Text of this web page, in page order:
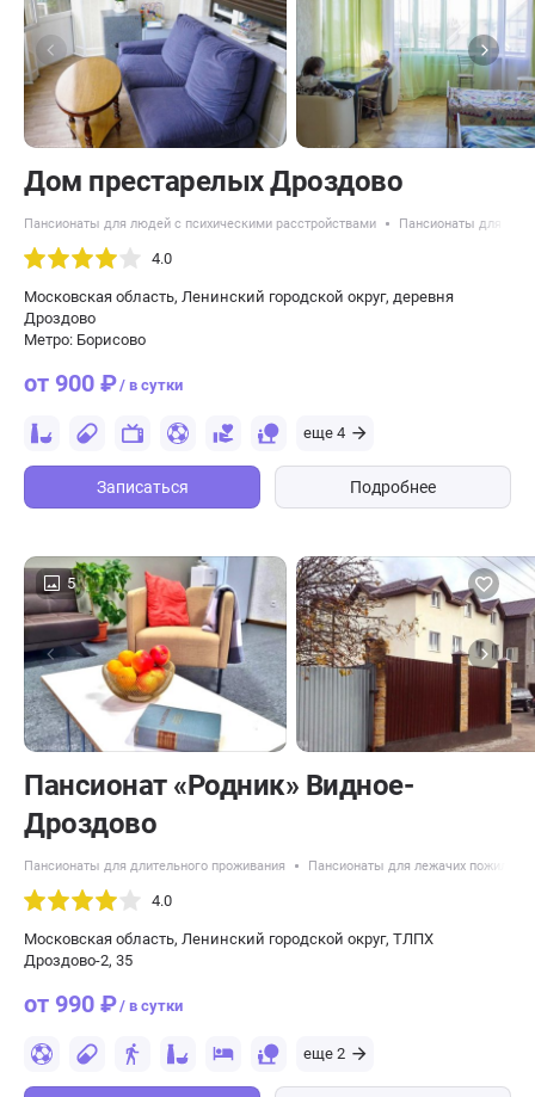
Дом престарелых Дроздово
Пансионаты для людей с психическими расстройствами Пансионаты для
4.0
Московская область, Ленинский городской округ, деревня
Дроздово
Метро: Борисово
от 900 ₽/ в сутки
еще 4
Записаться Подробнее
5
Пансионат «Родник» Видное-
Дроздово
Пансионаты для длительного проживания Пансионаты для лежачих пожилых
4.0
Московская область, Ленинский городской округ, ТЛПХ
Дроздово-2, 35
от 990 ₽/ в сутки
еще 2